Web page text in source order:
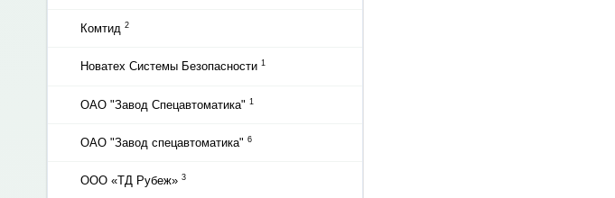
Комтид 2
Новатех Системы Безопасности 1
ОАО "Завод Спецавтоматика" 1
ОАО "Завод спецавтоматика" 6
ООО «ТД Рубеж» 3